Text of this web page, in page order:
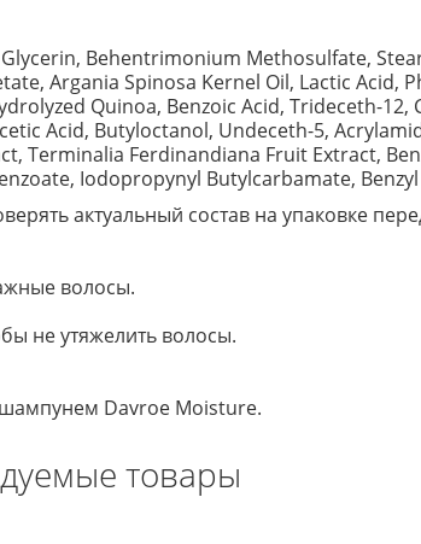
Behentrimonium Methosulfate,
Argania Spinosa Kernel Oil, Lactic Acid,
Quinoa, Benzoic Acid, Trideceth-
Acid, Butyloctanol, Undeceth-5,
Terminalia Ferdinandiana Fruit Extract,
Iodopropynyl Butylcarbamate, Benzyl
актуальный состав на упаковке
волосы.
не утяжелить волосы.
Davroe Moisture.
товары